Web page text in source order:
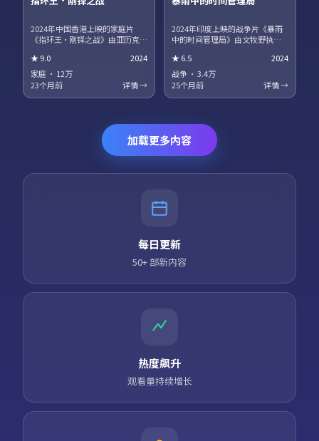
热播
2024年中国香港上映的家庭片
《指环王·刚铎之战》由亚历克斯
梅、役所广司领衔主演。科幻设
定服务于人物关系，探讨记忆、
身份与自由意志的边界。高清正
版资源同步更新，支持多终端流
★9.0
2024
家庭 · 12万
23个月前
详情 →
NEW
2024年印度上映的战争片《暴雨
中的时间管理局》由文牧野执
衔主演。法庭戏与街头戏对位，
正义主题在灰色地带被重新审
视。高清正版资源同步更新，支
持多终端流畅播放。
★6.5
2024
战争 · 3.4万
25个月前
详情 →
加载更多内容
每日更新
50+ 部新内容
热度飙升
观看量持续增长